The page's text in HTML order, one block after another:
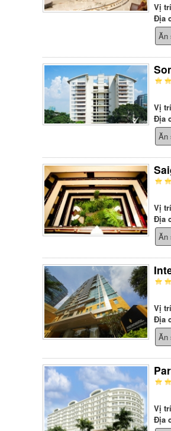
Vị
Địa
Ăn
Vị
Địa
Ăn
Vị
Địa
Ăn
Vị
Địa
Ăn
Vị
Địa